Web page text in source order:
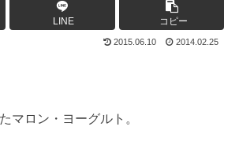
LINE コピー
2015.06.10 2014.02.25
マロン・ヨーグルト。